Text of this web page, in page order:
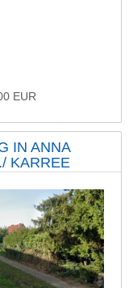
EUR
IN ANNA
KARREE